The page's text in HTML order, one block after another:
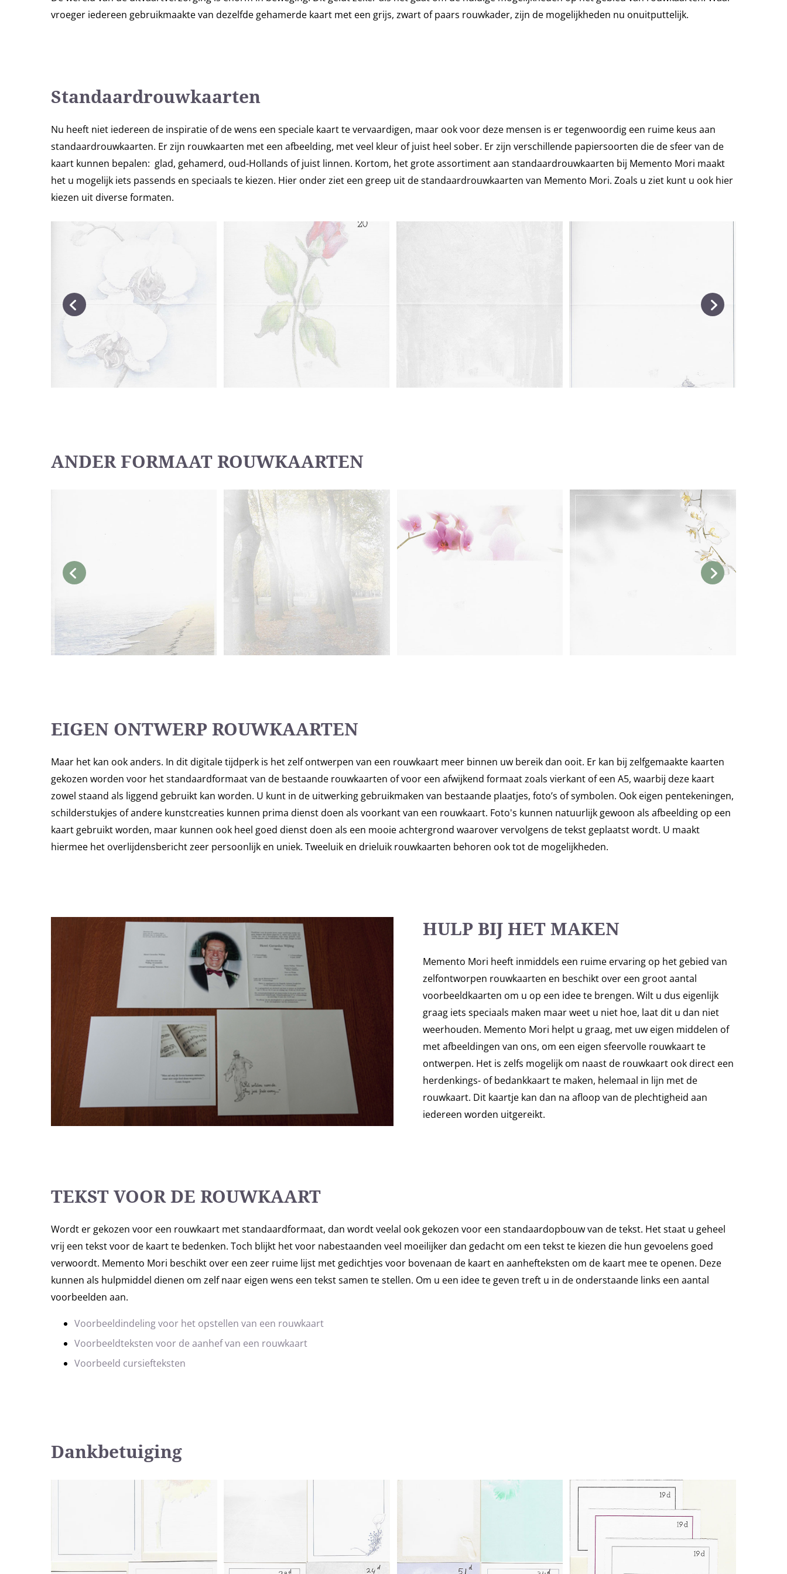
vroeger iedereen gebruikmaakte van dezelfde gehamerde kaart met een grijs, zwart of paars rouwkader, zijn de mogelijkheden nu onuitputtelijk.
Standaardrouwkaarten
Nu heeft niet iedereen de inspiratie of de wens een speciale kaart te vervaardigen, maar ook voor deze mensen is er tegenwoordig een ruime keus aan
standaardrouwkaarten. Er zijn rouwkaarten met een afbeelding, met veel kleur of juist heel sober. Er zijn verschillende papiersoorten die de sfeer van de
kaart kunnen bepalen: glad, gehamerd, oud-Hollands of juist linnen. Kortom, het grote assortiment aan standaardrouwkaarten bij Memento Mori maakt
het u mogelijk iets passends en speciaals te kiezen. Hier onder ziet een greep uit de standaardrouwkaarten van Memento Mori. Zoals u ziet kunt u ook hier
kiezen uit diverse formaten.
ANDER FORMAAT ROUWKAARTEN
EIGEN ONTWERP ROUWKAARTEN
Maar het kan ook anders. In dit digitale tijdperk is het zelf ontwerpen van een rouwkaart meer binnen uw bereik dan ooit. Er kan bij zelfgemaakte kaarten
gekozen worden voor het standaardformaat van de bestaande rouwkaarten of voor een afwijkend formaat zoals vierkant of een A5, waarbij deze kaart
zowel staand als liggend gebruikt kan worden. U kunt in de uitwerking gebruikmaken van bestaande plaatjes, foto’s of symbolen. Ook eigen pentekeningen,
schilderstukjes of andere kunstcreaties kunnen prima dienst doen als voorkant van een rouwkaart. Foto's kunnen natuurlijk gewoon als afbeelding op een
kaart gebruikt worden, maar kunnen ook heel goed dienst doen als een mooie achtergrond waarover vervolgens de tekst geplaatst wordt. U maakt
hiermee het overlijdensbericht zeer persoonlijk en uniek. Tweeluik en drieluik rouwkaarten behoren ook tot de mogelijkheden.
HULP BIJ HET MAKEN
Memento Mori heeft inmiddels een ruime ervaring op het gebied van
zelfontworpen rouwkaarten en beschikt over een groot aantal
voorbeeldkaarten om u op een idee te brengen. Wilt u dus eigenlijk
graag iets speciaals maken maar weet u niet hoe, laat dit u dan niet
weerhouden. Memento Mori helpt u graag, met uw eigen middelen of
met afbeeldingen van ons, om een eigen sfeervolle rouwkaart te
ontwerpen. Het is zelfs mogelijk om naast de rouwkaart ook direct een
herdenkings- of bedankkaart te maken, helemaal in lijn met de
rouwkaart. Dit kaartje kan dan na afloop van de plechtigheid aan
iedereen worden uitgereikt.
TEKST VOOR DE ROUWKAART
Wordt er gekozen voor een rouwkaart met standaardformaat, dan wordt veelal ook gekozen voor een standaardopbouw van de tekst. Het staat u geheel
vrij een tekst voor de kaart te bedenken. Toch blijkt het voor nabestaanden veel moeilijker dan gedacht om een tekst te kiezen die hun gevoelens goed
verwoordt. Memento Mori beschikt over een zeer ruime lijst met gedichtjes voor bovenaan de kaart en aanhefteksten om de kaart mee te openen. Deze
kunnen als hulpmiddel dienen om zelf naar eigen wens een tekst samen te stellen. Om u een idee te geven treft u in de onderstaande links een aantal
voorbeelden aan.
Voorbeeldindeling voor het opstellen van een rouwkaart
Voorbeeldteksten voor de aanhef van een rouwkaart
Voorbeeld cursiefteksten
Dankbetuiging